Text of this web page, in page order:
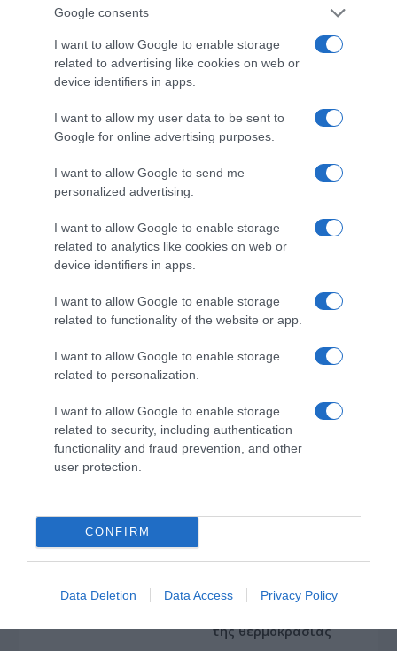
Google consents
I want to allow Google to enable storage
related to advertising like cookies on web or
device identifiers in apps.
I want to allow my user data to be sent to
Google for online advertising purposes.
I want to allow Google to send me
personalized advertising.
I want to allow Google to enable storage
related to analytics like cookies on web or
device identifiers in apps.
I want to allow Google to enable storage
related to functionality of the website or app.
I want to allow Google to enable storage
related to personalization.
I want to allow Google to enable storage
related to security, including authentication
functionality and fraud prevention, and other
user protection.
CONFIRM
Data Deletion Data Access Privacy Policy
«Μαγειρέματα»,
Ψηφιακοί Πόλεμοι και
Αλλαγών: Η Εβδομάδα
που Ανακάτεψε την
Τράπουλα των
Βερύκιος ανοίγει τα
ΤΣΟΥΝΑΜΙ ψηφιακής οργής… συμπαρασύρει την
Ξορκίζουν τις διπλές
εκλογές στο Μαξίμου
επομένων ημερών:
με δυνατούς βοριάδες
της θερμοκρασίας